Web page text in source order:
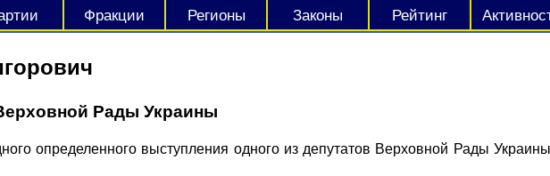
Фракции Регионы Законы Рейтинг
Рады Украины
определенного выступления одного из депутатов Верховной Рады